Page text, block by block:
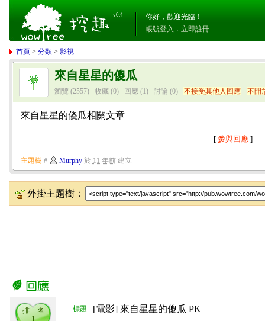
v0.4
你好，歡迎光臨！
帳號登入 ． 立即註冊
首頁 >分類 >影視
來自星星的傻瓜
瀏覽 (2557) 收藏 (0) 回應 (1) 討論 (0) 不接受其他人回應 不開
來自星星的傻瓜相關文章
[ 參與回應]
主題樹 # Murphy於 11 年前建立
外掛主題樹：
標題 [電影] 來自星星的傻瓜 PK
排 名